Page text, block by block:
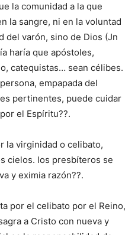
la comunidad a la que
la sangre, ni en la voluntad
del varón, sino de Dios (Jn
haría que apóstoles,
catequistas… sean célibes.
empapada del
pertinentes, puede cuidar
el Espíritu??.
la virginidad o celibato,
cielos. los presbíteros se
y eximia razón??.
por el celibato por el Reino,
a Cristo con nueva y